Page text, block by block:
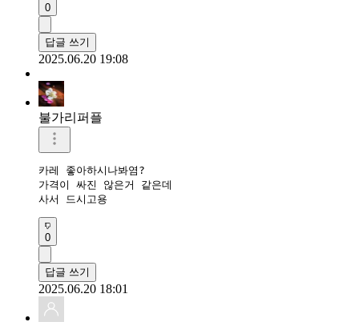
0
답글 쓰기
2025.06.20 19:08
불가리퍼플
카레 좋아하시나봐염?
가격이 싸진 않은거 같은데
사서 드시고용
0
답글 쓰기
2025.06.20 18:01